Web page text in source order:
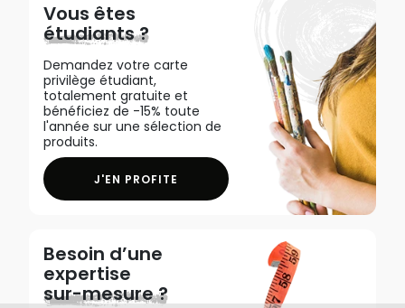
Vous êtes
étudiants ?
Demandez votre carte
privilège étudiant,
totalement gratuite et
bénéficiez de -15% toute
l'année sur une sélection de
produits.
J'EN PROFITE
Besoin d’une
expertise
sur-mesure ?